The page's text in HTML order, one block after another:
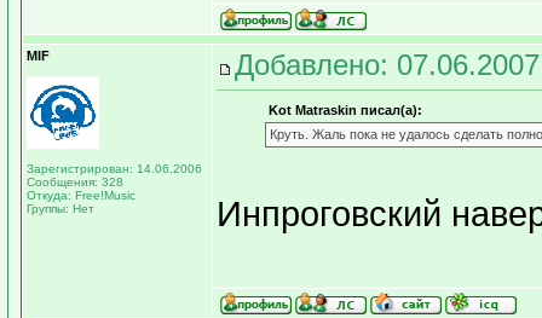
MIF
Зарегистрирован: 14.06.2006
Сообщения: 328
Откуда: Free!Music
Группы: Нет
Добавлено:
Kot Matraskin писал(а):
Круть. Жаль пока не удалось сделать
Инпроговский